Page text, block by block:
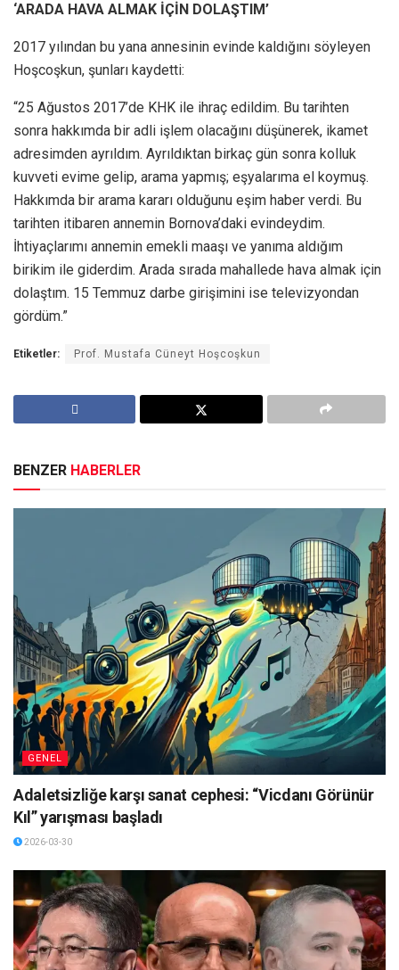
‘ARADA HAVA ALMAK İÇİN DOLAŞTIM’
2017 yılından bu yana annesinin evinde kaldığını söyleyen
Hoşcoşkun, şunları kaydetti:
“25 Ağustos 2017’de KHK ile ihraç edildim. Bu tarihten
sonra hakkımda bir adli işlem olacağını düşünerek, ikamet
adresimden ayrıldım. Ayrıldıktan birkaç gün sonra kolluk
kuvveti evime gelip, arama yapmış; eşyalarıma el koymuş.
Hakkımda bir arama kararı olduğunu eşim haber verdi. Bu
tarihten itibaren annemin Bornova’daki evindeydim.
İhtiyaçlarımı annemin emekli maaşı ve yanıma aldığım
birikim ile giderdim. Arada sırada mahallede hava almak için
dolaştım. 15 Temmuz darbe girişimini ise televizyondan
gördüm.”
Etiketler: Prof. Mustafa Cüneyt Hoşcoşkun
BENZER HABERLER
GENEL
Adaletsizliğe karşı sanat cephesi: “Vicdanı Görünür
Kıl” yarışması başladı
2026-03-30